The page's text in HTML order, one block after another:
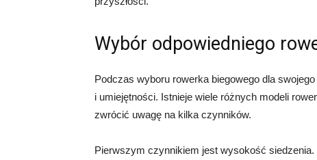
Wybór odpowiedniego
Podczas wyboru rowerka biegowego dla
i umiejętności. Istnieje wiele różnych modeli
zwrócić uwagę na kilka czynników.
Pierwszym czynnikiem jest wysokość